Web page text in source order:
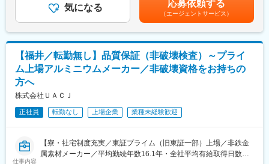
製造を行っており、今回は機械設計担当の採用となります。
・当社製品は完全オーダーメイド制となり、顧客のニーズに合わ
・開発期間は2カ月から1年と取り組む案件によって変わり、一人
当たり2-3の案件に同時に取り組んでいただきます。
・当社製品は食品、医薬、車、建築業界など、幅広い業界へ導入
・開発担当と電気設計担当は別にいますが、前後の工程のため協
■具体的な業務の流れ：
気になる 応募依頼する
（エージェントサービス）
【福井／転勤無し】品質保証（非破壊検査）～プライ
ム上場アルミニウムメーカー／非破壊資格をお持ちの
方へ
株式会社ＵＡＣＪ
正社員 転勤なし 上場企業 業種未経験歓迎
仕事内容
【寮・社宅制度充実／東証プライム（旧東証一部）上場／非鉄金
属素材メーカー／平均勤続年数16.1年・全社平均有給取得日数